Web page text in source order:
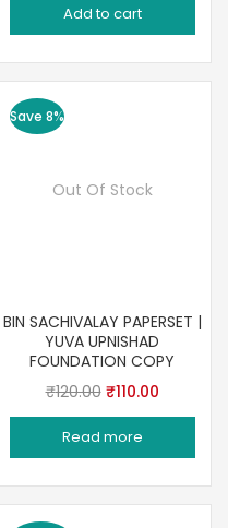
was:
Add to cart
Save 8%
Out Of Stock
BIN SACHIVALAY PAPERSET |
YUVA UPNISHAD
FOUNDATION COPY
₹120.00 Original
price
was:
₹110.00Current
price
Read more